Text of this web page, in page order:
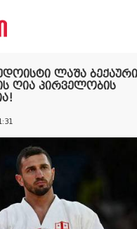
ლაშა
ღია პირველობის